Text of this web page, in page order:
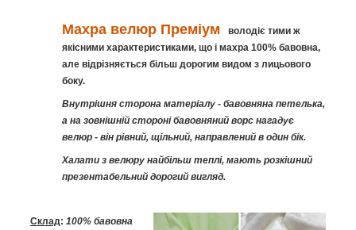
Махра велюр Преміум
володіє тими ж
якісними характеристиками, що і махра 100% бавовна,
але відрізняється більш дорогим видом з лицьового
боку.
Внутрішня сторона матеріалу - бавовняна петелька,
а на зовнішній стороні бавовняний ворс нагадує
велюр - він рівний, щільний, направлений в один бік.
Халати з велюру найбільш теплі, мають розкішний
презентабельний дорогий вигляд.
Склад: 100% бавовна